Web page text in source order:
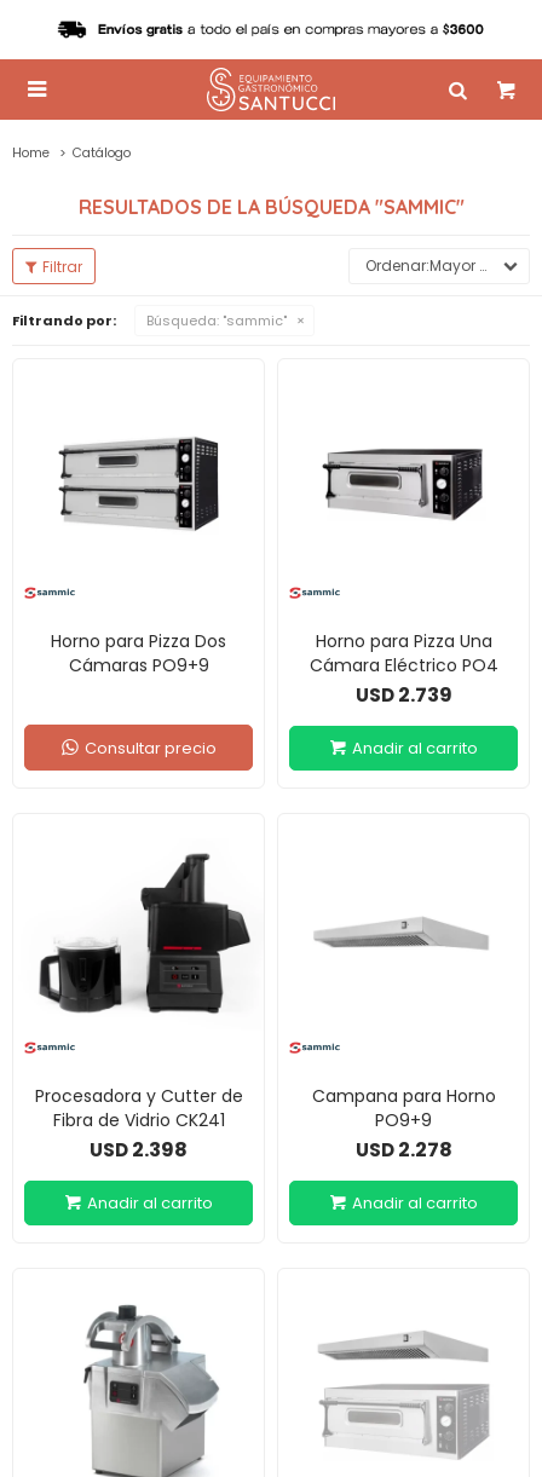

Home Catálogo
RESULTADOS DE LA BÚSQUEDA "SAMMIC"
Mayor precio
Filtrando por: Búsqueda: "sammic"
Horno para Pizza Dos
Cámaras PO9+9
Consultar precio
Horno para Pizza Una
Cámara Eléctrico PO4
USD 2.739
Procesadora y Cutter de
Fibra de Vidrio CK241
USD2.398
Campana para Horno
PO9+9
USD 2.278